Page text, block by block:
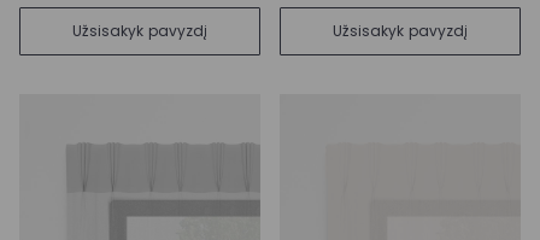
Užsisakyk pavyzdį Užsisakyk pavyzdį